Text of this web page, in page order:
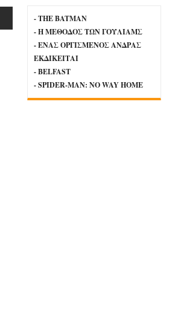
- THE BATMAN
- Η ΜΕΘΟΔΟΣ ΤΩΝ ΓΟΥΛΙΑΜΣ
- ΕΝΑΣ ΟΡΓΙΣΜΕΝΟΣ ΑΝΔΡΑΣ
ΕΚΔΙΚΕΙΤΑΙ
- BELFAST
- SPIDER-MAN: NO WAY HOME